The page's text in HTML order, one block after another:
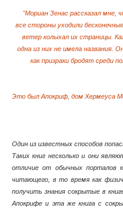
"Мориан Зенас рассказал мне,
все стороны уходили
ветер колыхал их страницы.
одна из них не имела названия.
как призраки бродят среди
Это был Апокриф, дом Хермеуса
Один из известных способов
Таких книг несколько и они
отличие от обычных порталов
читающего, в то время как
получить знания сокрытые в
Апокрифе и эта же книга с